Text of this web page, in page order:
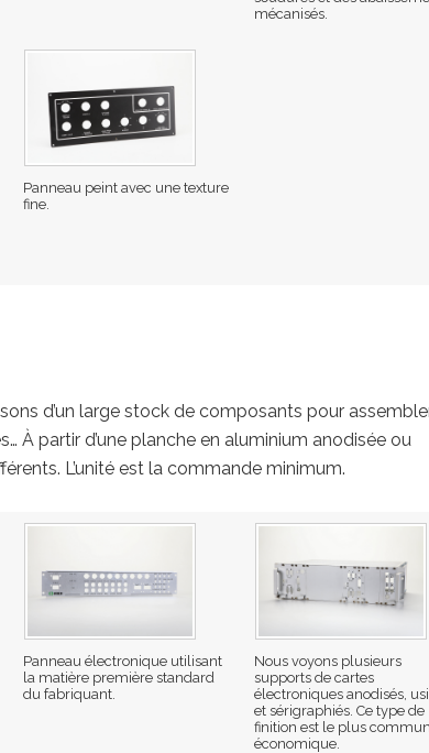
mécanisés.
Panneau peint avec une texture
fine.
d’un large stock de composants pour
À partir d’une planche en aluminium anodisée ou
L’unité est la commande minimum.
Panneau électronique utilisant
la matière première standard
du fabriquant.
Nous voyons plusieurs
supports de cartes
électroniques anodisés,
et sérigraphiés. Ce type de
finition est le plus
économique.